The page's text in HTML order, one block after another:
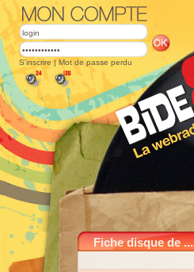
S'inscrire | Mot de passe perdu
Fiche disque de ...